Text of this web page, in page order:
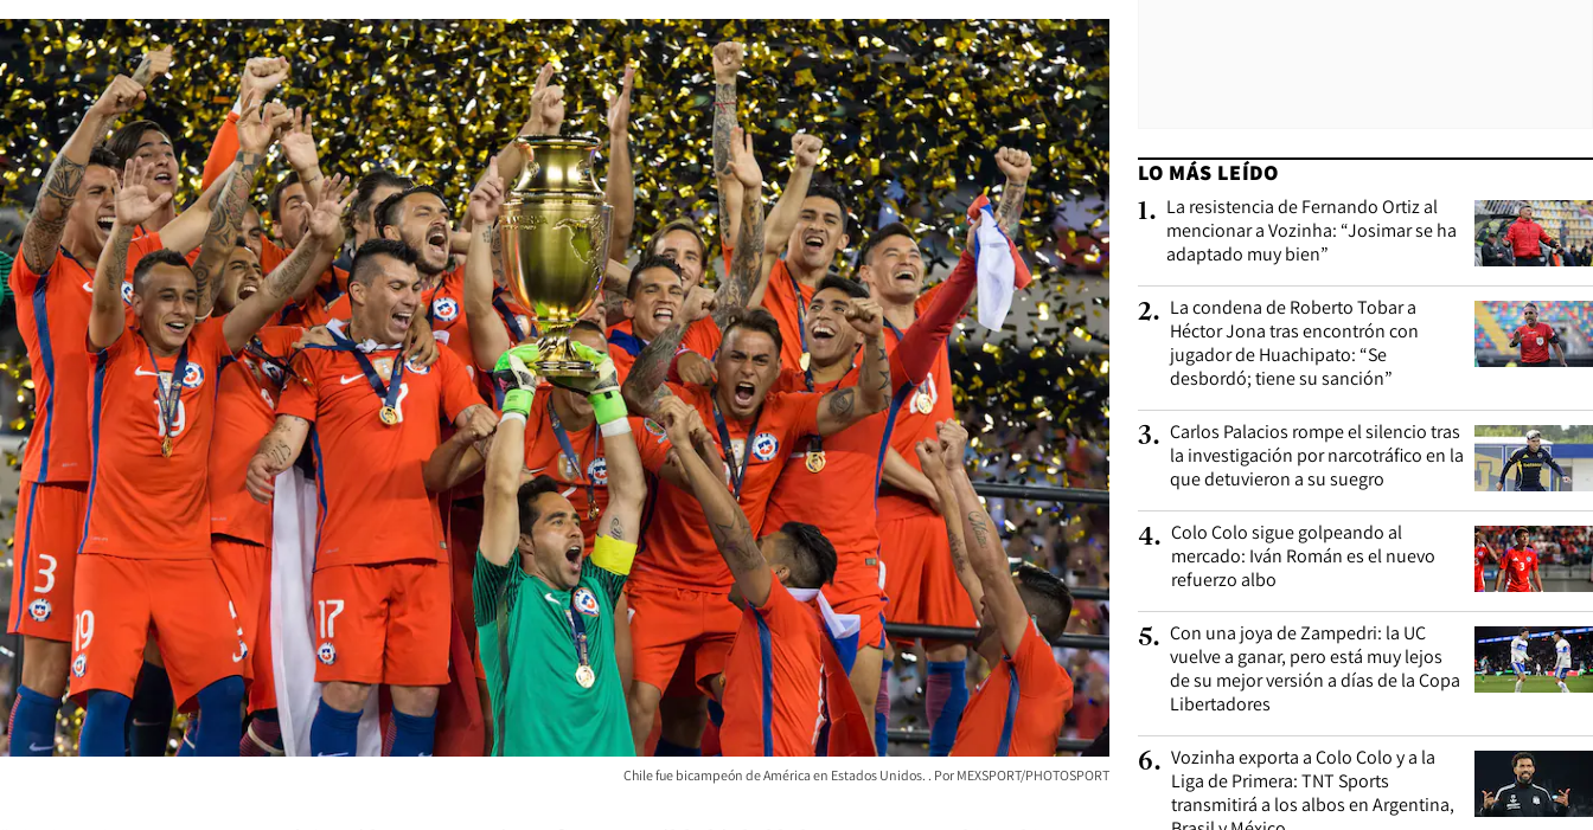
Chile fue bicampeón de América en Estados Unidos. MEXSPORT/PHOTOSPORT
LO MÁS LEÍDO
1. La resistencia de Fernando Ortiz al
mencionar a Vozinha: “Josimar se ha
adaptado muy bien”
2. La condena de Roberto Tobar a
Héctor Jona tras encontrón con
jugador de Huachipato: “Se
desbordó; tiene su sanción”
3. Carlos Palacios rompe el silencio tras
la investigación por narcotráfico en la
que detuvieron a su suegro
4. Colo Colo sigue golpeando al
mercado: Iván Román es el nuevo
refuerzo albo
5. Con una joya de Zampedri: la UC
vuelve a ganar, pero está muy lejos
de su mejor versión a días de la Copa
Libertadores
6. Vozinha exporta a Colo Colo y a la
Liga de Primera: TNT Sports
transmitirá a los albos en Argentina,